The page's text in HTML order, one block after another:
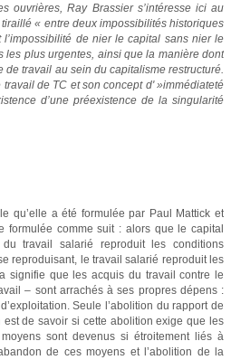
ouvrières, Ray Brassier s’intéresse ici au
« entre deux impossibilités historiques
l’impossibilité de nier le capital sans nier le
les plus urgentes, ainsi que la manière dont
travail au sein du capitalisme restructuré.
de TC et son concept d' »immédiateté
d’une préexistence de la singularité
qu’elle a été formulée par Paul Mattick et
formulée comme suit : alors que le capital
travail salarié reproduit les conditions
reproduisant, le travail salarié reproduit les
signifie que les acquis du travail contre le
– sont arrachés à ses propres dépens :
Seule l’abolition du rapport de
de savoir si cette abolition exige que les
sont devenus si étroitement liés à
de ces moyens et l’abolition de la